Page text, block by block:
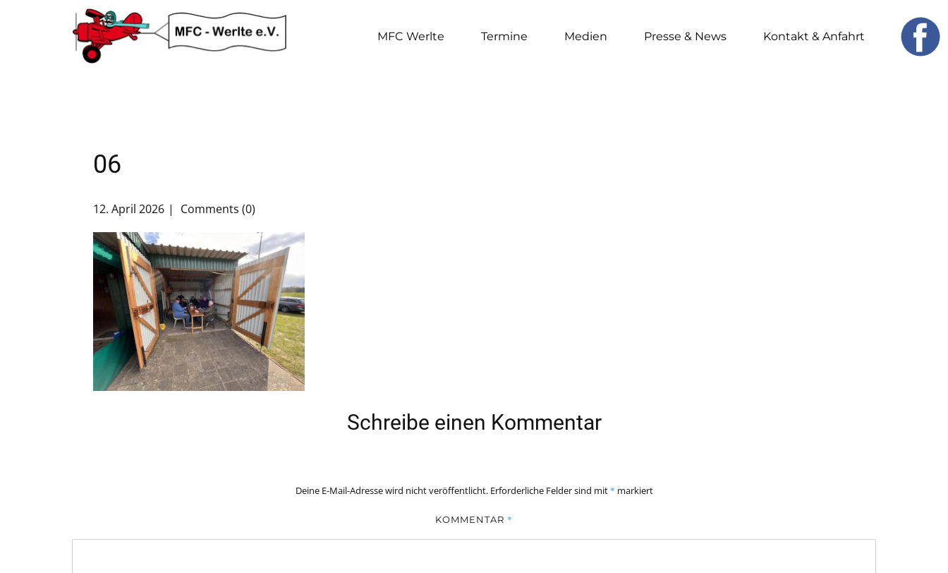
MFC Werlte Termine Medien Presse & News Kontakt & Anfahrt
06
12. April 2026 Comments (0)
Schreibe einen Kommentar
Deine E-Mail-Adresse wird nicht veröffentlicht. Erforderliche Felder sind mit * markiert
KOMMENTAR *